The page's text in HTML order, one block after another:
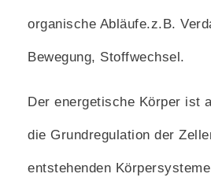
organische Abläufe.z.B.
Bewegung, Stoffwechsel.
Der energetische Körper ist
die Grundregulation der
entstehenden